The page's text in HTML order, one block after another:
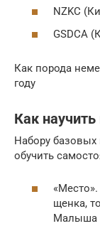
NZKC
GSDCA
Как порода
году
Как
Набору
обучить
щенка,
Малыша